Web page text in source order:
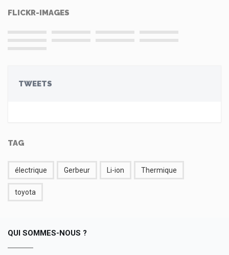
FLICKR-IMAGES
TWEETS
TAG
électrique Gerbeur Li-ion Thermique
toyota
QUI SOMMES-NOUS ?